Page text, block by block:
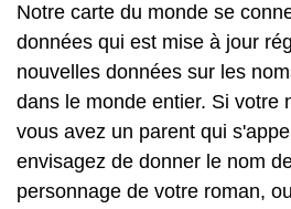
Notre carte du monde se
données qui est mise à jour
nouvelles données sur les
dans le monde entier. Si votre
vous avez un parent qui
envisagez de donner le nom
personnage de votre roman,